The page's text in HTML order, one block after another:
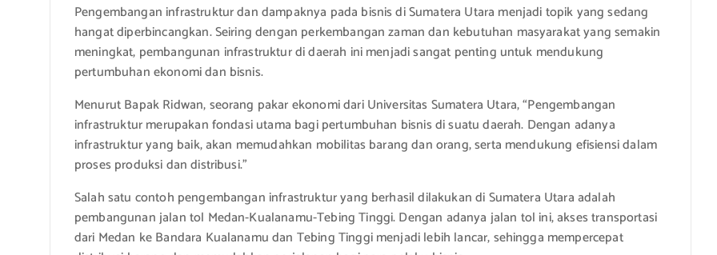
Pengembangan infrastruktur dan dampaknya pada bisnis di Sumatera Utara menjadi topik yang sedang
hangat diperbincangkan. Seiring dengan perkembangan zaman dan kebutuhan masyarakat yang semakin
meningkat, pembangunan infrastruktur di daerah ini menjadi sangat penting untuk mendukung
pertumbuhan ekonomi dan bisnis.
Menurut Bapak Ridwan, seorang pakar ekonomi dari Universitas Sumatera Utara, “Pengembangan
infrastruktur merupakan fondasi utama bagi pertumbuhan bisnis di suatu daerah. Dengan adanya
infrastruktur yang baik, akan memudahkan mobilitas barang dan orang, serta mendukung efisiensi dalam
proses produksi dan distribusi.”
Salah satu contoh pengembangan infrastruktur yang berhasil dilakukan di Sumatera Utara adalah
pembangunan jalan tol Medan-Kualanamu-Tebing Tinggi. Dengan adanya jalan tol ini, akses transportasi
dari Medan ke Bandara Kualanamu dan Tebing Tinggi menjadi lebih lancar, sehingga mempercepat